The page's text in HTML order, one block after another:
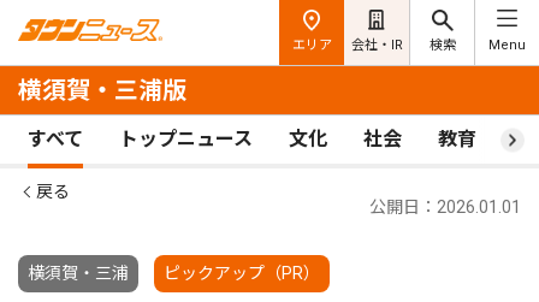
エリア 会社・IR 検索 Menu
横須賀・三浦版
すべて トップニュース 文化 社会 教育 ス
戻る
横須賀・三浦 ピックアップ（PR）
公開日：2026.01.01